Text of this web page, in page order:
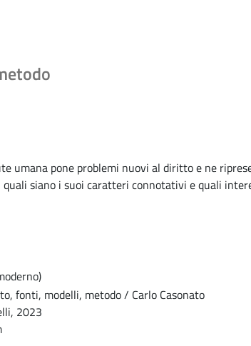
umana pone problemi nuovi al diritto e ne
siano i suoi caratteri connotativi e quali
fonti, modelli, metodo / Carlo Casonato
2023